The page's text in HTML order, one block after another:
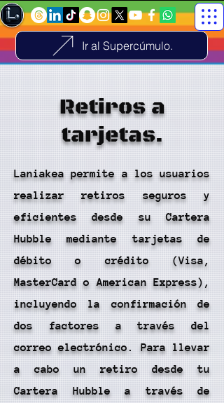
Ir al Supercúmulo.
Retiros a
tarjetas.
Laniakea permite a los usuarios
realizar retiros seguros y
eficientes desde su Cartera
Hubble mediante tarjetas de
débito o crédito (Visa,
MasterCard o American Express),
incluyendo la confirmación de
dos factores a través del
correo electrónico. Para llevar
a cabo un retiro desde tu
Cartera Hubble a través de